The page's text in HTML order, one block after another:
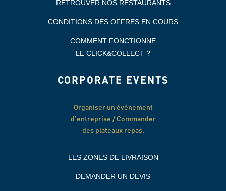
RETROUVER NOS RESTAURANTS
CONDITIONS DES OFFRES EN COURS
COMMENT FONCTIONNE
LE CLICK&COLLECT ?
CORPORATE EVENTS
Organiser un événement
d’entreprise / Commander
des plateaux repas.
LES ZONES DE LIVRAISON
DEMANDER UN DEVIS